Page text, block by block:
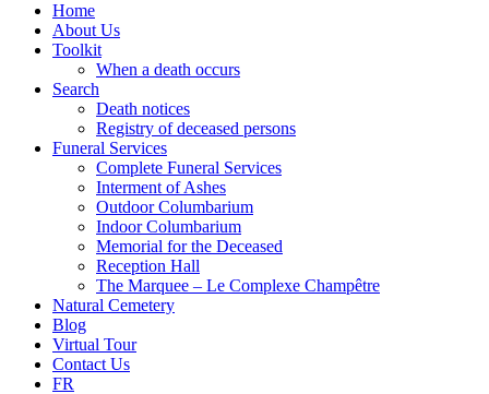
Home
About Us
Toolkit
When a death occurs
Search
Death notices
Registry of deceased persons
Funeral Services
Complete Funeral Services
Interment of Ashes
Outdoor Columbarium
Indoor Columbarium
Memorial for the Deceased
Reception Hall
The Marquee – Le Complexe Champêtre
Natural Cemetery
Blog
Virtual Tour
Contact Us
FR